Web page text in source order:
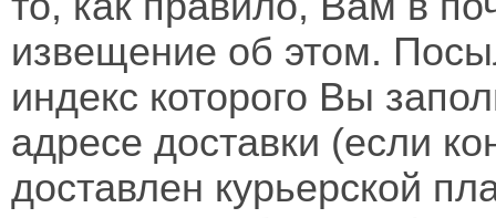
извещение об этом.
индекс которого Вы
адресе доставки (если
доставлен курьерской